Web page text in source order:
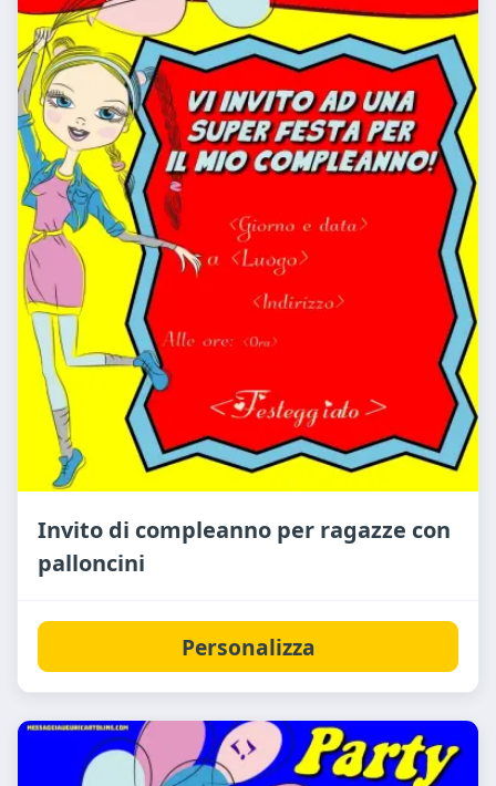
Invito di compleanno per ragazze con
palloncini
Personalizza